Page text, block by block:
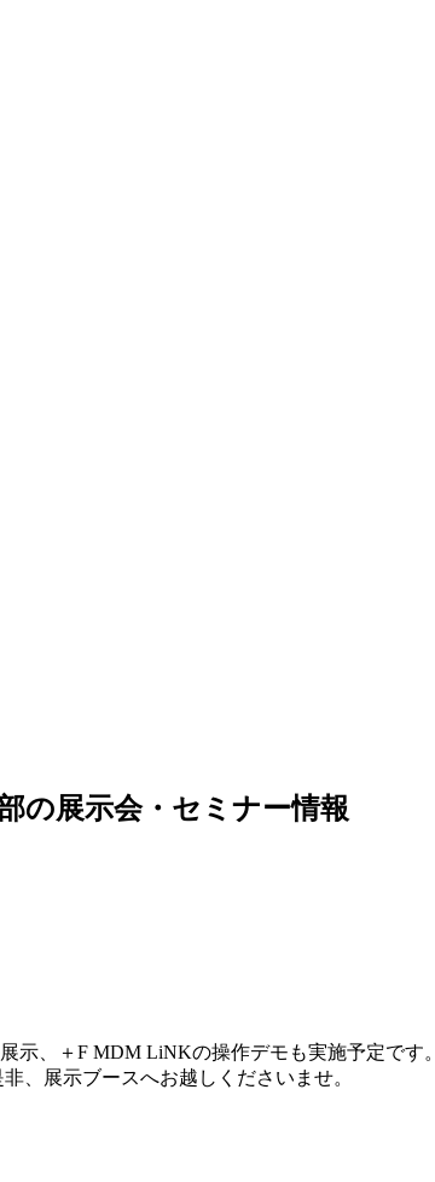
の展示会・セミナー情報
示、＋F MDM LiNKの操作デモも実施予定です。
、展示ブースへお越しくださいませ。